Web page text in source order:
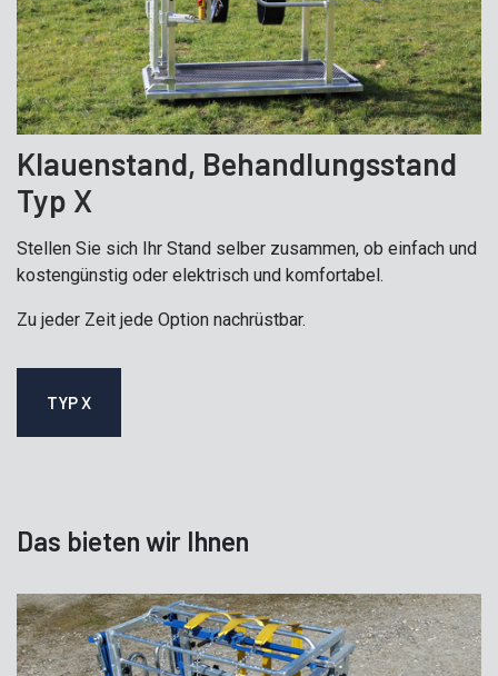
Klauenstand, Behandlungsstand
Typ X
Stellen Sie sich Ihr Stand selber zusammen, ob einfach und
kostengünstig oder elektrisch und komfortabel.
Zu jeder Zeit jede Option nachrüstbar.
TYP X
Das bieten wir Ihnen